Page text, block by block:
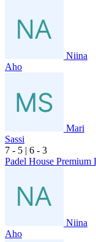
Niina
Aho
Mari
Sassi
7 - 5 | 6 - 3
Padel House
Niina
Aho